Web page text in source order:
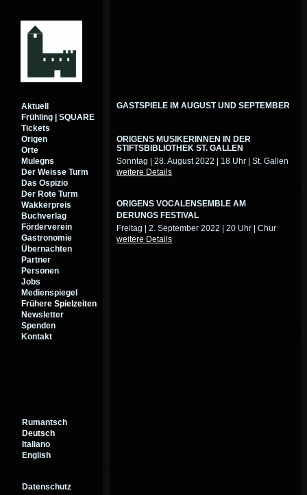
Aktuell
Frühling | SQUARE
Tickets
Origen
Orte
Mulegns
Der Weisse Turm
Das Ospizio
Der Rote Turm
Wakkerpreis
Buchverlag
Förderverein
Gastronomie
Übernachten
Partner
Personen
Jobs
Medienspiegel
Frühere Spielzeiten
Newsletter
Spenden
Kontakt
Rumantsch
Deutsch
Italiano
English
Datenschutz
GASTSPIELE IM AUGUST UND SEPTEMBER
ORIGENS MUSIKERINNEN IN DER
STIFTSBIBLIOTHEK ST. GALLEN
Sonntag | 28. August 2022 | 18 Uhr | St. Gallen
weitere Details
ORIGENS VOCALENSEMBLE AM
DERUNGS FESTIVAL
Freitag | 2. September 2022 | 20 Uhr | Chur
weitere Details